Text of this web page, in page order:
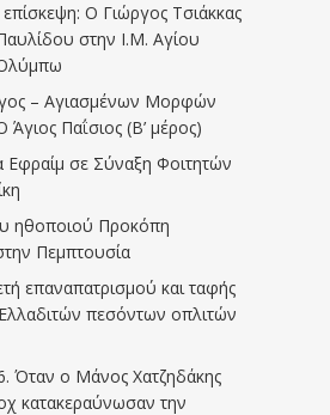
Ο Γιώργος Τσιάκκας
στην Ι.Μ. Αγίου
– Αγιασμένων Μορφών
Παΐσιος (Β’ μέρος)
Εφραίμ σε Σύναξη Φοιτητών
ηθοποιού Προκόπη
Πεμπτουσία
επαναπατρισμού και ταφής
πεσόντων οπλιτών
Όταν ο Μάνος Χατζηδάκης
κατακεραύνωσαν την